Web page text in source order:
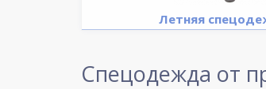
Летняя
Спецодежда от